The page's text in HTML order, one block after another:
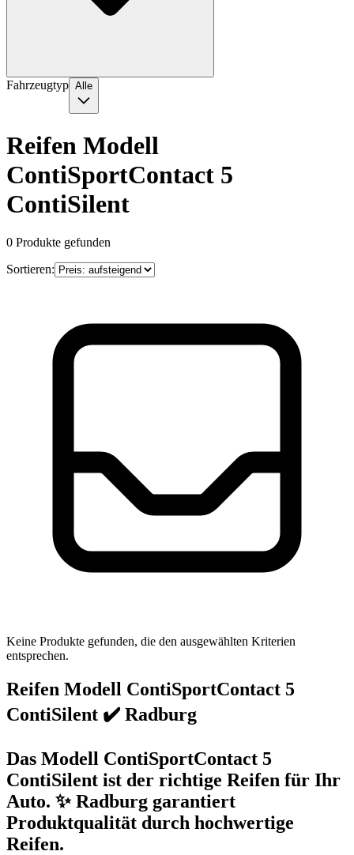
Fahrzeugtyp Alle
Reifen Modell
ContiSportContact 5
ContiSilent
0 Produkte gefunden
Sortieren:
Keine Produkte gefunden, die den ausgewählten Kriterien
entsprechen.
Reifen Modell ContiSportContact 5
ContiSilent ✔️ Radburg
Das Modell ContiSportContact 5
ContiSilent ist der richtige Reifen für Ihr
Auto. ✨ Radburg garantiert
Produktqualität durch hochwertige
Reifen.